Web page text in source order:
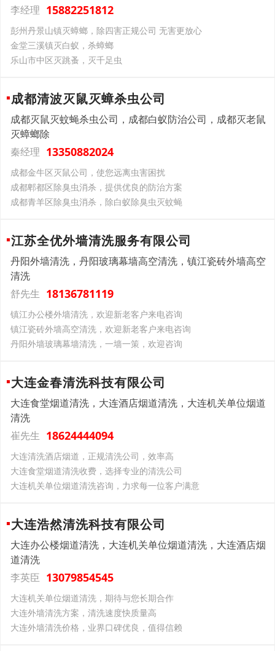
李经理 15882251812
彭州丹景山镇灭蟑螂，除四害正规公司 无害更放心
金堂三溪镇灭白蚁，杀蟑螂
乐山市中区灭跳蚤，灭千足虫
成都清波灭鼠灭蟑杀虫公司
成都灭鼠灭蚊蝇杀虫公司，成都白蚁防治公司，成都灭老鼠
灭蟑螂除
秦经理 13350882024
成都金牛区灭鼠公司，使您远离虫害困扰
成都郫都区除臭虫消杀，提供优良的防治方案
成都青羊区除臭虫消杀，除白蚁除臭虫灭蚊蝇
江苏全优外墙清洗服务有限公司
丹阳外墙清洗，丹阳玻璃幕墙高空清洗，镇江瓷砖外墙高空
清洗
舒先生 18136781119
镇江办公楼外墙清洗，欢迎新老客户来电咨询
镇江瓷砖外墙高空清洗，欢迎新老客户来电咨询
丹阳外墙玻璃幕墙清洗，一墙一策，欢迎咨询
大连金春清洗科技有限公司
大连食堂烟道清洗，大连酒店烟道清洗，大连机关单位烟道
清洗
崔先生 18624444094
大连清洗酒店烟道，正规清洗公司，效率高
大连食堂烟道清洗收费，选择专业的清洗公司
大连机关单位烟道清洗咨询，力求每一位客户满意
大连浩然清洗科技有限公司
大连办公楼烟道清洗，大连机关单位烟道清洗，大连酒店烟
道清洗
李英臣 13079854545
大连机关单位烟道清洗，期待与您长期合作
大连外墙清洗方案，清洗速度快质量高
大连外墙清洗价格，业界口碑优良，值得信赖